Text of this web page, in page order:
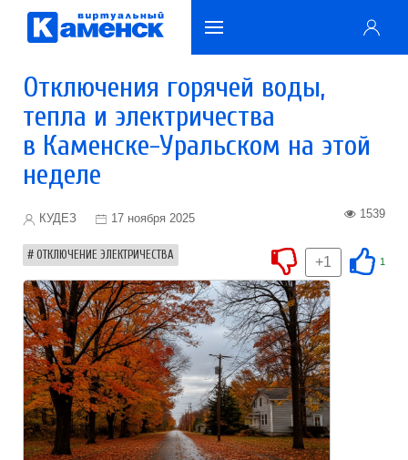
Отключения горячей воды,
тепла и электричества
в Каменске-Уральском на этой
неделе
КУДЕЗ 17 ноября 2025 1539
ОТКЛЮЧЕНИЕ ЭЛЕКТРИЧЕСТВА 1
+1